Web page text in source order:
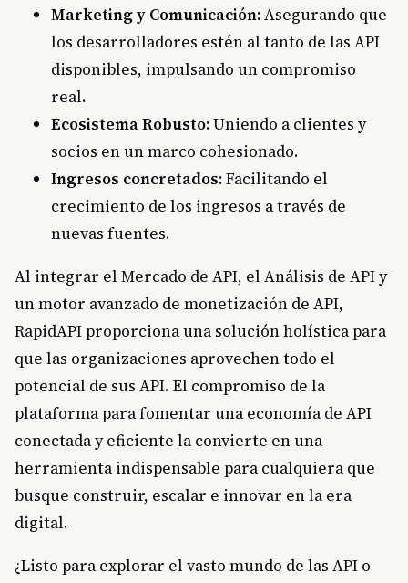
Marketing y Comunicación:Asegurando que
los desarrolladores estén al tanto de las API
disponibles, impulsando un compromiso
real.
Ecosistema Robusto:Uniendo a clientes y
socios en un marco cohesionado.
Ingresos concretados:Facilitando el
crecimiento de los ingresos a través de
nuevas fuentes.
Al integrar el Mercado de API, el Análisis de API y
un motor avanzado de monetización de API,
RapidAPI proporciona una solución holística para
que las organizaciones aprovechen todo el
potencial de sus API. El compromiso de la
plataforma para fomentar una economía de API
conectada y eficiente la convierte en una
herramienta indispensable para cualquiera que
busque construir, escalar e innovar en la era
digital.
¿Listo para explorar el vasto mundo de las API o